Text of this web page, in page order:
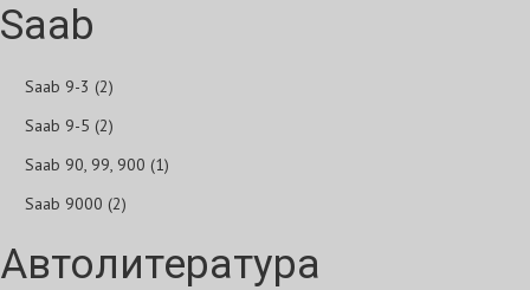
Saab
Saab 9-3 (2)
Saab 9-5 (2)
Saab 90, 99, 900 (1)
Saab 9000 (2)
Автолитература